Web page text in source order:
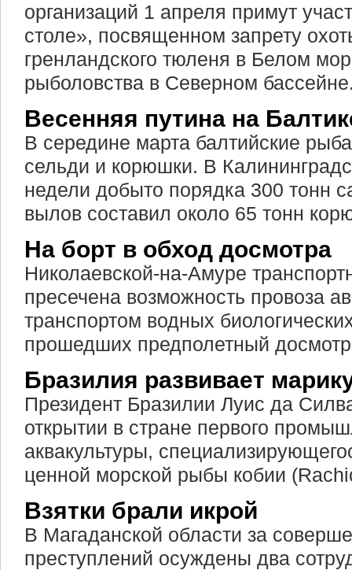
организаций 1 апреля примут
столе», посвященном запрету
гренландского тюленя в Белом
рыболовства в Северном
Весенняя путина на
В середине марта балтийские
сельди и корюшки. В
недели добыто порядка 300 тонн
вылов составил около 65 тонн
На борт в обход досмотра
Николаевской-на-Амуре
пресечена возможность провоза
транспортом водных
прошедших предполетный
Бразилия развивает
Президент Бразилии Луис да
открытии в стране первого
аквакультуры,
ценной морской рыбы кобии
Взятки брали икрой
В Магаданской области за
преступлений осуждены два